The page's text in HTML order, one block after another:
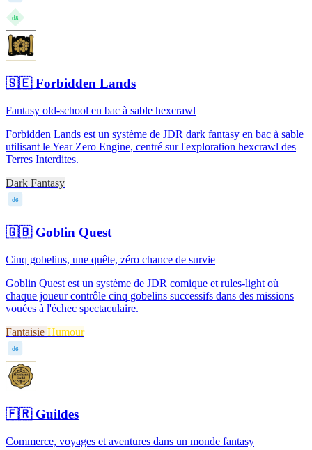
d8
🇸🇪Forbidden Lands
Fantasy old-school en bac à sable hexcrawl
Forbidden Lands est un système de JDR dark fantasy en bac à sable
utilisant le Year Zero Engine, centré sur l'exploration hexcrawl des
Terres Interdites.
Dark Fantasy
d6
🇬🇧Goblin Quest
Cinq gobelins, une quête, zéro chance de survie
Goblin Quest est un système de JDR comique et rules-light où
chaque joueur contrôle cinq gobelins successifs dans des missions
vouées à l'échec spectaculaire.
Fantaisie Humour
d6
🇫🇷Guildes
Commerce, voyages et aventures dans un monde fantasy